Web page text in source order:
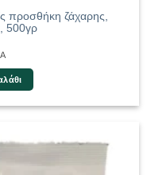
προσθήκη ζάχαρης,
500γρ